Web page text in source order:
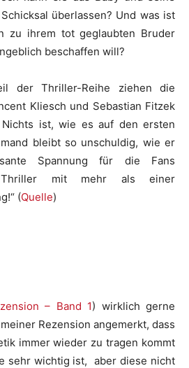
überlassen? Und was ist
zu ihrem tot geglaubten Bruder
beschaffen will?
der Thriller-Reihe ziehen die
Kliesch und Sebastian Fitzek
ist, wie es auf den ersten
bleibt so unschuldig, wie er
Spannung für die Fans
Thriller mit mehr als einer
(Quelle)
– Band 1) wirklich gerne
Rezension angemerkt, dass
immer wieder zu tragen kommt
sehr wichtig ist, aber diese nicht